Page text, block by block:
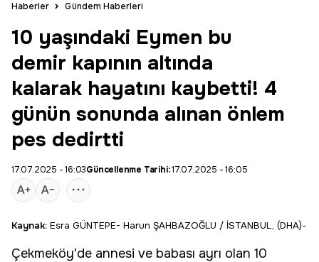
Haberler Gündem Haberleri
10 yaşındaki Eymen bu
demir kapının altında
kalarak hayatını kaybetti! 4
günün sonunda alınan önlem
pes dedirtti
17.07.2025 - 16:03Güncellenme Tarihi:17.07.2025 - 16:05
Kaynak: Esra GÜNTEPE- Harun ŞAHBAZOĞLU / İSTANBUL, (DHA)-
Çekmeköy'de annesi ve babası ayrı olan 10